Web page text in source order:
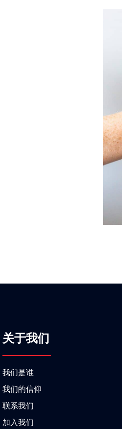
关于我们
我们是谁
我们的信仰
联系我们
加入我们